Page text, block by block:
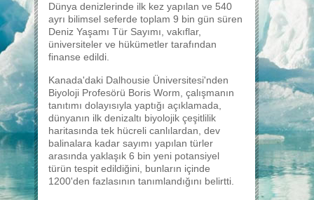
Dünya denizlerinde ilk kez yapılan ve 540
ayrı bilimsel seferde toplam 9 bin gün süren
Deniz Yaşamı Tür Sayımı, vakıflar,
üniversiteler ve hükümetler tarafından
finanse edildi.
Kanada'daki Dalhousie Üniversitesi'nden
Biyoloji Profesörü Boris Worm, çalışmanın
tanıtımı dolayısıyla yaptığı açıklamada,
dünyanın ilk denizaltı biyolojik çeşitlilik
haritasında tek hücreli canlılardan, dev
balinalara kadar sayımı yapılan türler
arasında yaklaşık 6 bin yeni potansiyel
türün tespit edildiğini, bunların içinde
1200'den fazlasının tanımlandığını belirtti.